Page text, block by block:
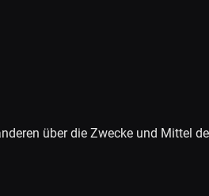
über die Zwecke und Mittel